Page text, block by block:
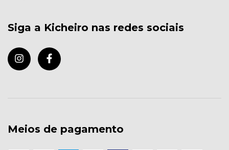
Siga a Kicheiro nas redes sociais
Meios de pagamento